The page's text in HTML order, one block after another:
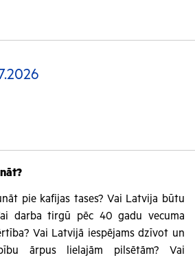
pie kafijas tases? Vai Latvija būtu
darba tirgū pēc 40 gadu vecuma
Vai Latvijā iespējams dzīvot un
ārpus lielajām pilsētām? Vai